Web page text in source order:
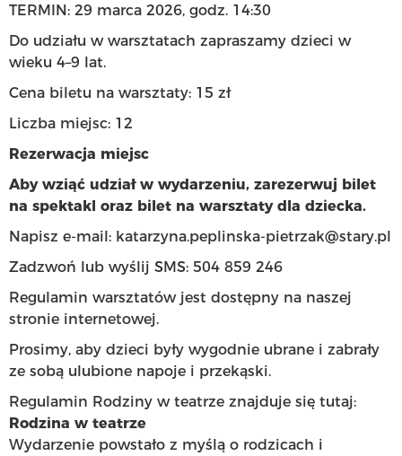
TERMIN: 29 marca 2026, godz. 14:30
Do udziału w warsztatach zapraszamy dzieci w
wieku 4–9 lat.
Cena biletu na warsztaty: 15 zł
Liczba miejsc: 12
Rezerwacja miejsc
Aby wziąć udział w wydarzeniu, zarezerwuj bilet
na spektakl oraz bilet na warsztaty dla dziecka.
Napisz e-mail: katarzyna.peplinska-pietrzak@stary.pl
Zadzwoń lub wyślij SMS: 504 859 246
Regulamin warsztatów jest dostępny na naszej
stronie internetowej.
Prosimy, aby dzieci były wygodnie ubrane i zabrały
ze sobą ulubione napoje i przekąski.
Regulamin Rodziny w teatrze znajduje się tutaj:
Rodzina w teatrze
Wydarzenie powstało z myślą o rodzicach i